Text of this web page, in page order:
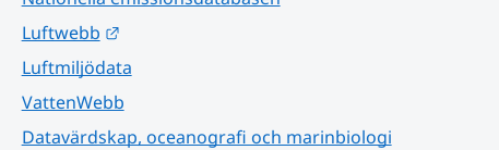
Luftwebb
Länk till annan webbplats.
Luftmiljödata
VattenWebb
Datavärdskap, oceanografi och marinbiologi